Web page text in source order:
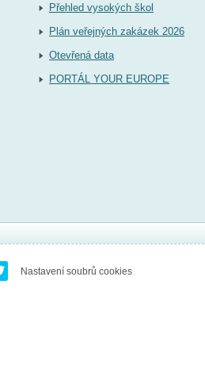
Přehled vysokých škol
Plán veřejných zakázek 2026
Otevřená data
PORTÁL YOUR EUROPE
Nastavení soubrů cookies